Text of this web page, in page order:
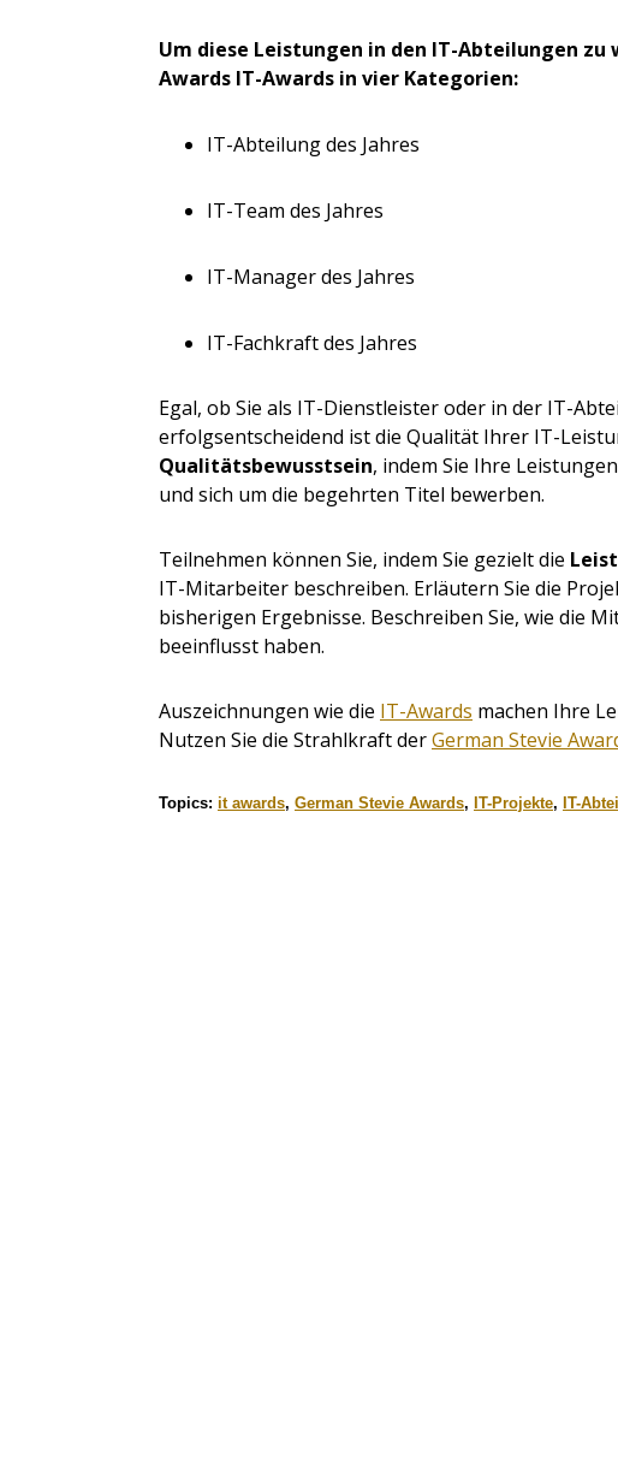
Um diese Leistungen in den IT-Abteilungen
Awards IT-Awards in vier Kategorien:
IT-Abteilung des Jahres
IT-Team des Jahres
IT-Manager des Jahres
IT-Fachkraft des Jahres
Egal, ob Sie als IT-Dienstleister oder in der IT-
erfolgsentscheidend ist die Qualität Ihrer IT-
Qualitätsbewusstsein, indem Sie Ihre
und sich um die begehrten Titel bewerben.
Teilnehmen können Sie, indem Sie gezielt die
IT-Mitarbeiter beschreiben. Erläutern Sie die
bisherigen Ergebnisse. Beschreiben Sie, wie die
beeinflusst haben.
Auszeichnungen wie die IT-Awards machen Ihre
Nutzen Sie die Strahlkraft derGerman Stevie
Topics: it awards, German Stevie Awards, IT-Projekte, IT-